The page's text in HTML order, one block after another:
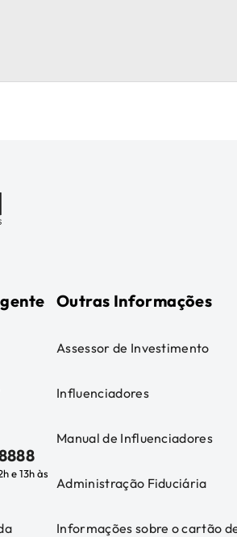
e 13h às
Outras Informações
Assessor de Investimento
Influenciadores
Manual de Influenciadores
Administração Fiduciária
Informações sobre o cartão